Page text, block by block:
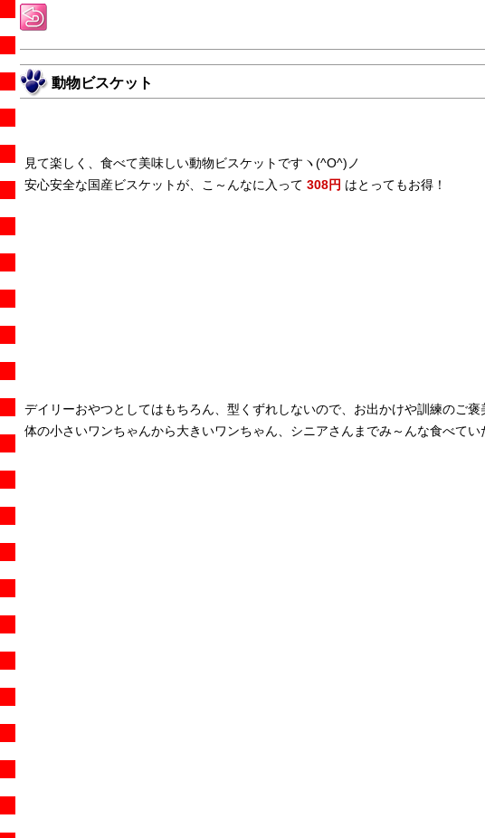
動物ビスケット
見て楽しく、食べて美味しい動物ビスケットですヽ(^O^)ノ
安心安全な国産ビスケットが、こ～んなに入って 308円 はとってもお得！
デイリーおやつとしてはもちろん、型くずれしないので、お出かけや訓練のご褒
体の小さいワンちゃんから大きいワンちゃん、シニアさんまでみ～んな食べてい